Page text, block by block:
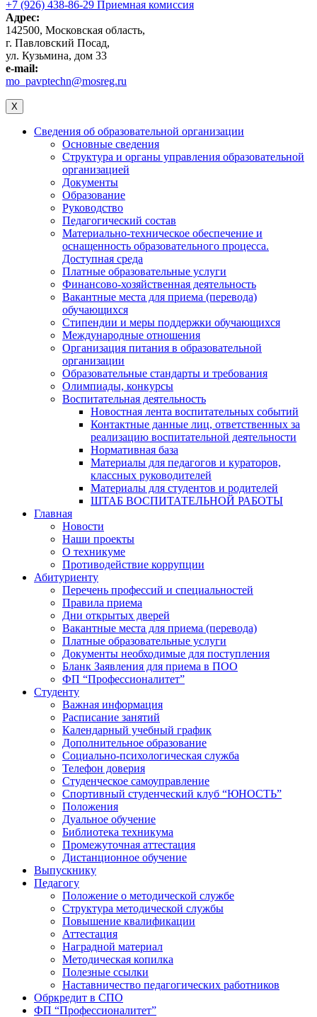
+7 (926) 438-86-29 Приемная комиссия
Адрес:
142500, Московская область,
г. Павловский Посад,
ул. Кузьмина, дом 33
e-mail:
mo_pavptechn@mosreg.ru
X
Сведения об образовательной организации
Основные сведения
Структура и органы управления образовательной
организацией
Документы
Образование
Руководство
Педагогический состав
Материально-техническое обеспечение и
оснащенность образовательного процесса.
Доступная среда
Платные образовательные услуги
Финансово-хозяйственная деятельность
Вакантные места для приема (перевода)
обучающихся
Стипендии и меры поддержки обучающихся
Международные отношения
Организация питания в образовательной
организации
Образовательные стандарты и требования
Олимпиады, конкурсы
Воспитательная деятельность
Новостная лента воспитательных событий
Контактные данные лиц, ответственных за
реализацию воспитательной деятельности
Нормативная база
Материалы для педагогов и кураторов,
классных руководителей
Материалы для студентов и родителей
ШТАБ ВОСПИТАТЕЛЬНОЙ РАБОТЫ
Главная
Новости
Наши проекты
О техникуме
Противодействие коррупции
Абитуриенту
Перечень профессий и специальностей
Правила приема
Дни открытых дверей
Вакантные места для приема (перевода)
Платные образовательные услуги
Документы необходимые для поступления
Бланк Заявления для приема в ПОО
ФП “Профессионалитет”
Студенту
Важная информация
Расписание занятий
Календарный учебный график
Дополнительное образование
Социально-психологическая служба
Телефон доверия
Студенческое самоуправление
Спортивный студенческий клуб “ЮНОСТЬ”
Положения
Дуальное обучение
Библиотека техникума
Промежуточная аттестация
Дистанционное обучение
Выпускнику
Педагогу
Положение о методической службе
Структура методической службы
Повышение квалификации
Аттестация
Наградной материал
Методическая копилка
Полезные ссылки
Наставничество педагогических работников
Обркредит в СПО
ФП “Профессионалитет”